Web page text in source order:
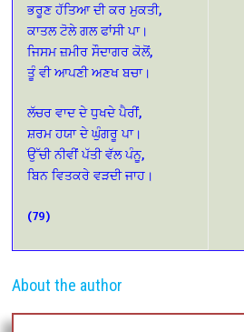
ਭਰੂਣ ਹੱਤਿਆ ਦੀ ਕਰ ਮੁਕਤੀ,
ਕਾਤਲ ਟੋਲੇ ਗਲ ਫਾਂਸੀ ਪਾ।
ਜਿਸਮ ਜ਼ਮੀਰ ਸੌਦਾਗਰ ਕੋਲੋਂ,
ਤੂੰ ਵੀ ਆਪਣੀ ਅਣਖ ਬਚਾ।
ਲੱਚਰ ਵਾਦ ਦੇ ਧੁਖਦੇ ਪੈਰੀਂ,
ਸ਼ਰਮ ਹਯਾ ਦੇ ਘੁੰਗਰੂ ਪਾ।
ਉੱਚੀ ਨੀਵੀਂ ਪੱਤੀ ਵੱਲ ਪੰਨੂ,
ਬਿਨ ਵਿਤਕਰੇ ਵੜਦੀ ਜਾਹ।
(79)
About the author